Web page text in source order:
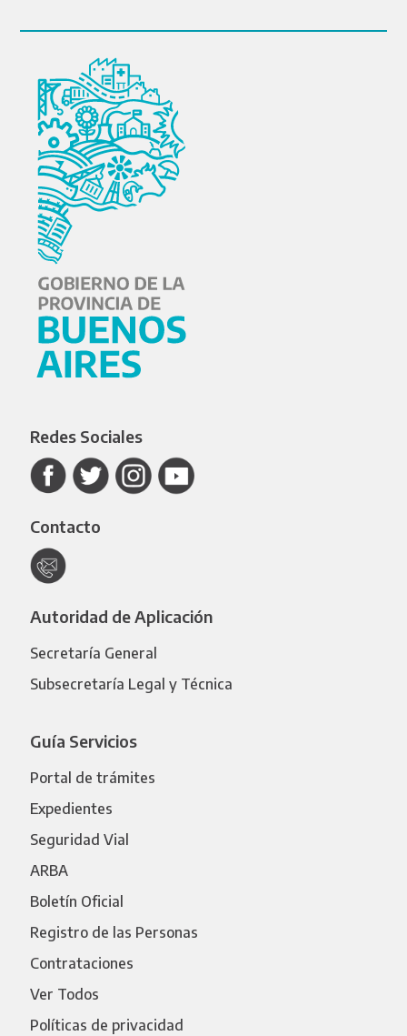
Redes Sociales
Contacto
Autoridad de Aplicación
Secretaría General
Subsecretaría Legal y Técnica
Guía Servicios
Portal de trámites
Expedientes
Seguridad Vial
ARBA
Boletín Oficial
Registro de las Personas
Contrataciones
Ver Todos
Políticas de privacidad